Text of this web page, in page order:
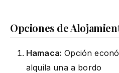
Opciones de
Hamaca: Opción
alquila una a bordo